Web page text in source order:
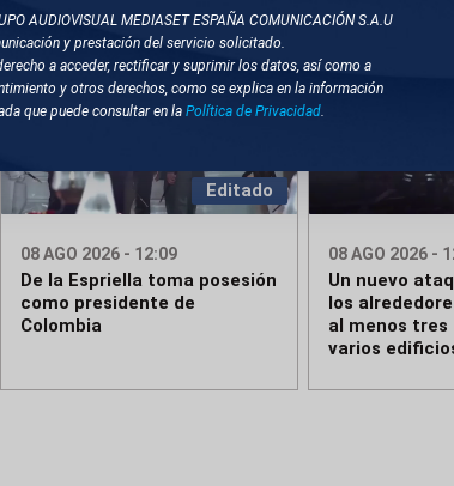
AUDIOVISUAL MEDIASET ESPAÑA COMUNICACIÓN S.A.U
y prestación del servicio solicitado.
a acceder, rectificar y suprimir los datos, así como a
y otros derechos, como se explica en la información
que puede consultar en la Política de Privacidad.
Editado
08 AGO 2026 - 12:09
De la Espriella toma posesión
como presidente de
Colombia
08 AGO 2026 -
Un nuevo
los
al menos
varios